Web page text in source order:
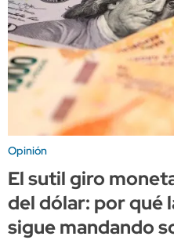
Opinión
El sutil giro
del dólar: por qué
sigue mandando